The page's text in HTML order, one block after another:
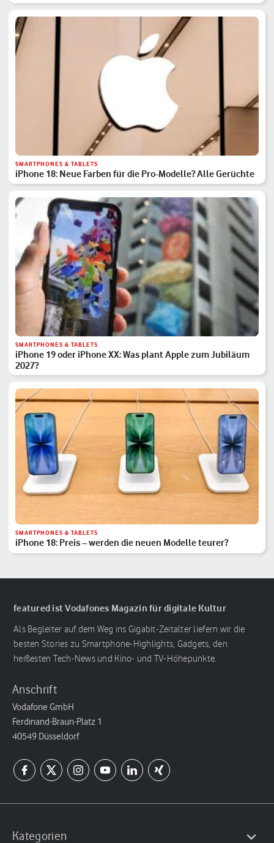
SMARTPHONES & TABLETS
iPhone 18: Neue Farben für die Pro-Modelle? Alle Gerüchte
SMARTPHONES & TABLETS
iPhone 19 oder iPhone XX: Was plant Apple zum Jubiläum
2027?
SMARTPHONES & TABLETS
iPhone 18: Preis – werden die neuen Modelle teurer?
featured ist Vodafones Magazin für digitale Kultur
Als Begleiter auf dem Weg ins Gigabit-Zeitalter liefern wir die
besten Stories zu Smartphone-Highlights, Gadgets, den
heißesten Tech-News und Kino- und TV-Höhepunkte.
Anschrift
Vodafone GmbH
Ferdinand-Braun-Platz 1
40549 Düsseldorf
Kategorien